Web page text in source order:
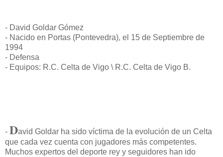
- David Goldar Gómez
- Nacido en Portas (Pontevedra), el 15 de Septiembre de
1994
- Defensa
- Equipos: R.C. Celta de Vigo \ R.C. Celta de Vigo B.
- David Goldar ha sido víctima de la evolución de un Celta
que cada vez cuenta con jugadores más competentes.
Muchos expertos del deporte rey y seguidores han ido